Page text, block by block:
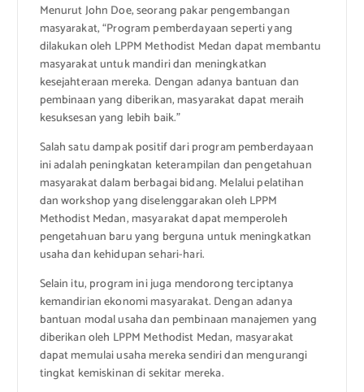
Menurut John Doe, seorang pakar pengembangan
masyarakat, “Program pemberdayaan seperti yang
dilakukan oleh LPPM Methodist Medan dapat membantu
masyarakat untuk mandiri dan meningkatkan
kesejahteraan mereka. Dengan adanya bantuan dan
pembinaan yang diberikan, masyarakat dapat meraih
kesuksesan yang lebih baik.”
Salah satu dampak positif dari program pemberdayaan
ini adalah peningkatan keterampilan dan pengetahuan
masyarakat dalam berbagai bidang. Melalui pelatihan
dan workshop yang diselenggarakan oleh LPPM
Methodist Medan, masyarakat dapat memperoleh
pengetahuan baru yang berguna untuk meningkatkan
usaha dan kehidupan sehari-hari.
Selain itu, program ini juga mendorong terciptanya
kemandirian ekonomi masyarakat. Dengan adanya
bantuan modal usaha dan pembinaan manajemen yang
diberikan oleh LPPM Methodist Medan, masyarakat
dapat memulai usaha mereka sendiri dan mengurangi
tingkat kemiskinan di sekitar mereka.